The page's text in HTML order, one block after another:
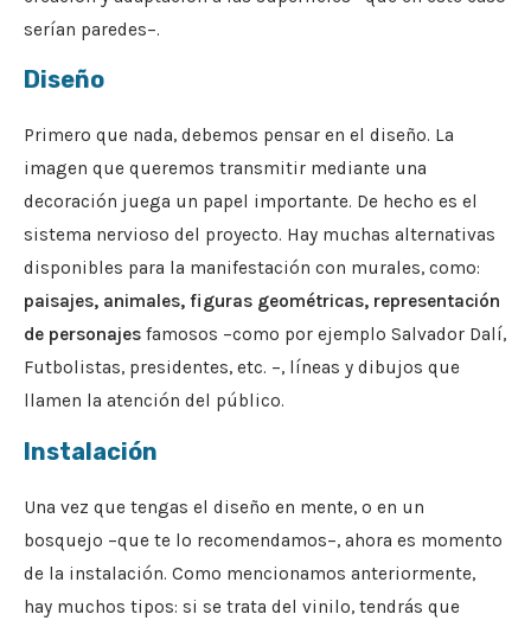
serían paredes–.
Diseño
Primero que nada, debemos pensar en el diseño. La
imagen que queremos transmitir mediante una
decoración juega un papel importante. De hecho es el
sistema nervioso del proyecto. Hay muchas alternativas
disponibles para la manifestación con murales, como:
paisajes, animales, figuras geométricas, representación
de personajes famosos –como por ejemplo Salvador Dalí,
Futbolistas, presidentes, etc. –, líneas y dibujos que
llamen la atención del público.
Instalación
Una vez que tengas el diseño en mente, o en un
bosquejo –que te lo recomendamos–, ahora es momento
de la instalación. Como mencionamos anteriormente,
hay muchos tipos: si se trata del vinilo, tendrás que